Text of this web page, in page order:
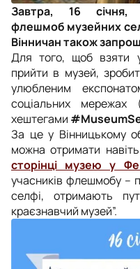
Завтра, 16 січня,
флешмоб музейних
Вінничан також
Для того, щоб взяти
прийти в музей,
улюбленим
соціальних мережах
хештегами
За це у Вінницькому
можна отримати навіть
сторінці музею у
учасників флешмобу –
селфі, отримають
краєзнавчий музей”.